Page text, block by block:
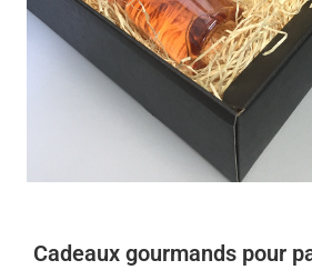
Cadeaux gourmands pour